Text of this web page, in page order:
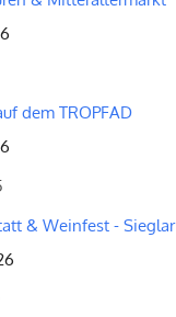
dem TROPFAD
& Weinfest - Sieglar